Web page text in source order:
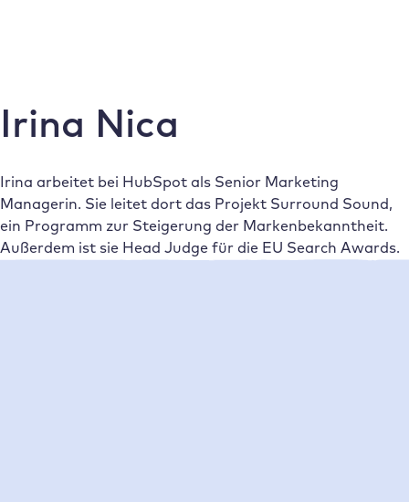
Irina Nica
Irina arbeitet bei HubSpot als Senior Marketing
Managerin. Sie leitet dort das Projekt Surround Sound,
ein Programm zur Steigerung der Markenbekanntheit.
Außerdem ist sie Head Judge für die EU Search Awards.